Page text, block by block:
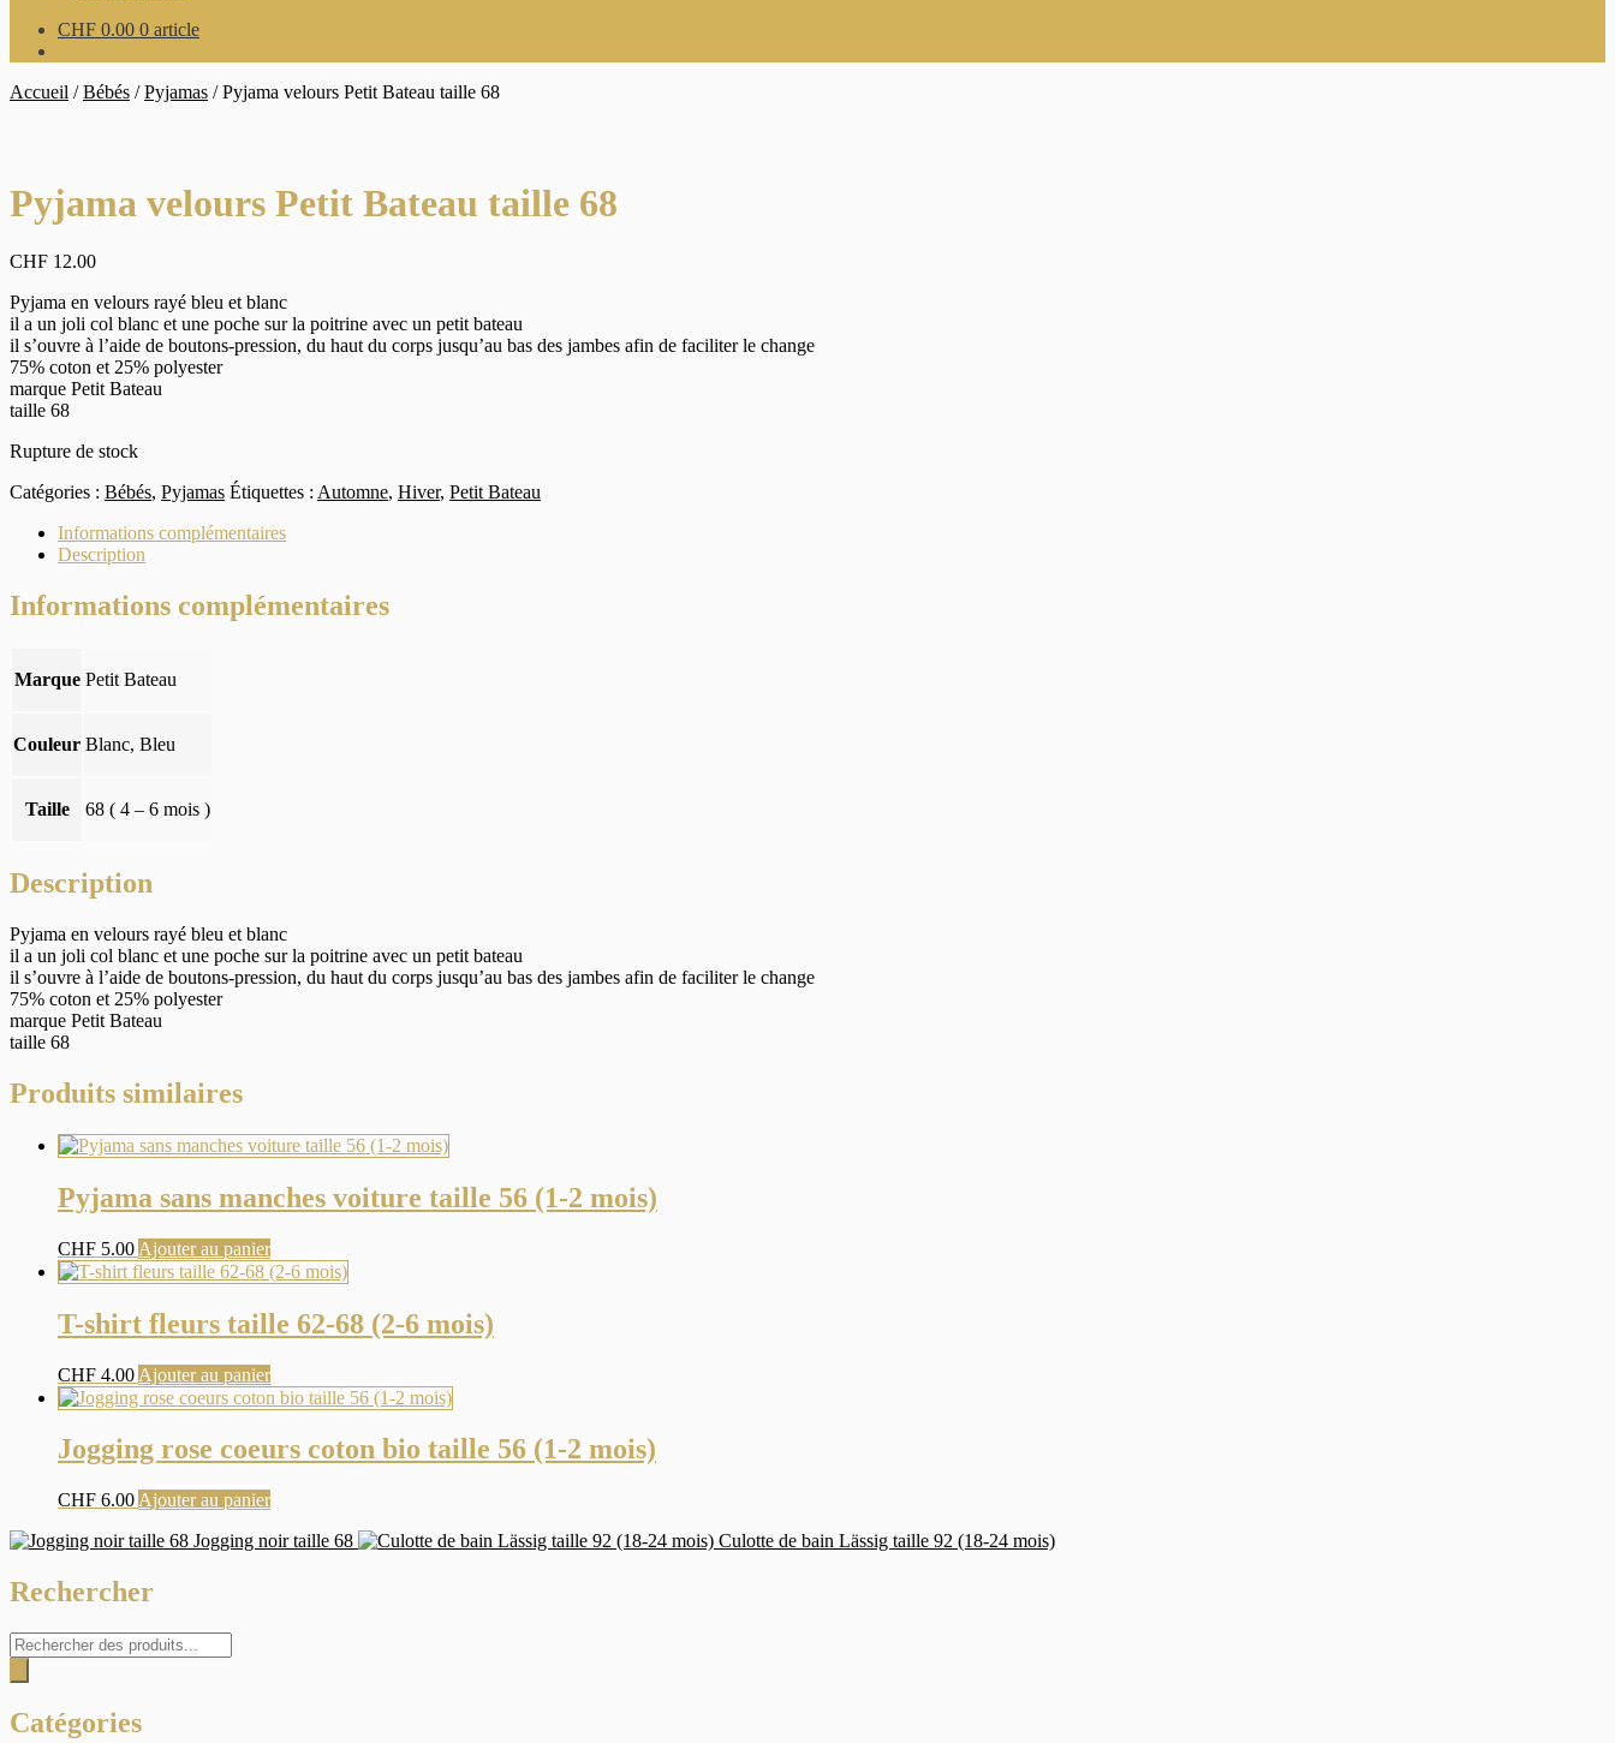
CHF 0.00 0 article
Accueil /Bébés /Pyjamas /Pyjama velours Petit Bateau taille 68
Pyjama velours Petit Bateau taille 68
CHF 12.00
Pyjama en velours rayé bleu et blanc
il a un joli col blanc et une poche sur la poitrine avec un petit bateau
il s’ouvre à l’aide de boutons-pression, du haut du corps jusqu’au bas des jambes afin de faciliter le change
75% coton et 25% polyester
marque Petit Bateau
taille 68
Rupture de stock
Catégories : Bébés, Pyjamas Étiquettes : Automne, Hiver, Petit Bateau
Informations complémentaires
Description
Informations complémentaires
Marque Petit Bateau
Couleur Blanc, Bleu
Taille 68 ( 4 – 6 mois )
Description
Pyjama en velours rayé bleu et blanc
il a un joli col blanc et une poche sur la poitrine avec un petit bateau
il s’ouvre à l’aide de boutons-pression, du haut du corps jusqu’au bas des jambes afin de faciliter le change
75% coton et 25% polyester
marque Petit Bateau
taille 68
Produits similaires
Pyjama sans manches voiture taille 56 (1-2 mois)
CHF 5.00 Ajouter au panier
T-shirt fleurs taille 62-68 (2-6 mois)
CHF 4.00 Ajouter au panier
Jogging rose coeurs coton bio taille 56 (1-2 mois)
CHF 6.00 Ajouter au panier
Jogging noir taille 68
Culotte de bain Lässig taille 92 (18-24 mois)
Rechercher
Recherche
de
produits
Catégories